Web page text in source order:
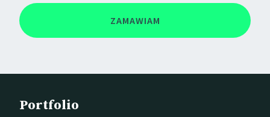
ZAMAWIAM
Portfolio